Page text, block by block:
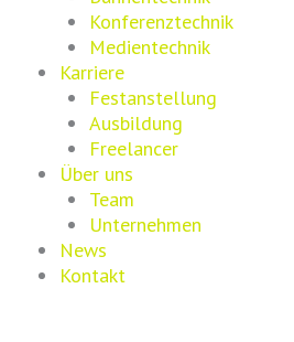
Konferenztechnik
Medientechnik
Karriere
Festanstellung
Ausbildung
Freelancer
Über uns
Team
Unternehmen
News
Kontakt